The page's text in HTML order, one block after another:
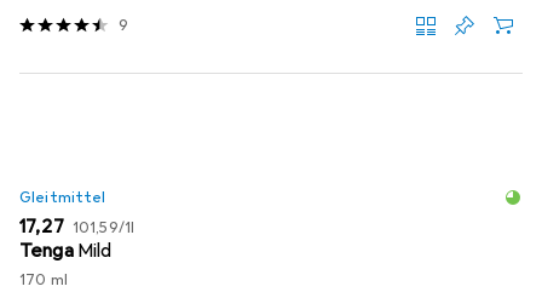
9
Gleitmittel
EUR
17,27 EUR
101,59/1l
Tenga Mild
170 ml